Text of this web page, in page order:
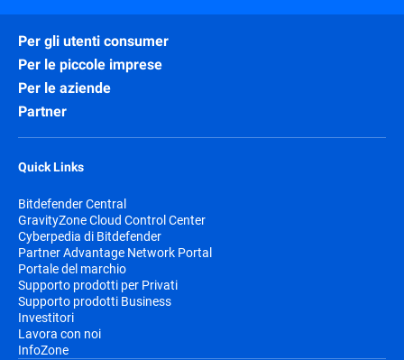
Per gli utenti consumer
Per le piccole imprese
Per le aziende
Partner
Quick Links
Bitdefender Central
GravityZone Cloud Control Center
Cyberpedia di Bitdefender
Partner Advantage Network Portal
Portale del marchio
Supporto prodotti per Privati
Supporto prodotti Business
Investitori
Lavora con noi
InfoZone